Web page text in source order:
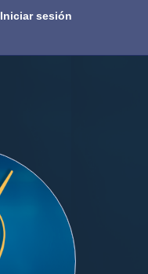
Iniciar sesión